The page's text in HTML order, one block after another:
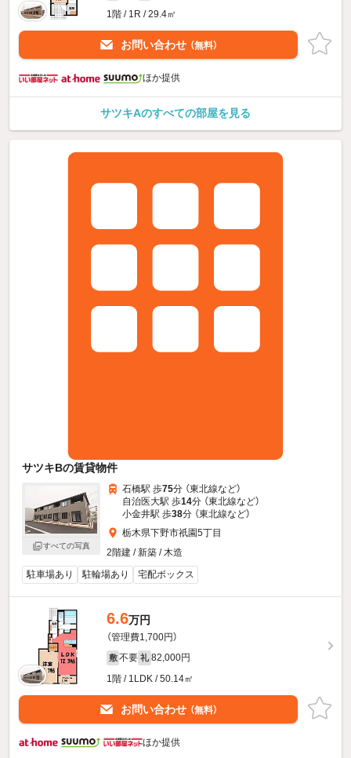
1階 / 1R / 29.4㎡
お問い合わせ （無料）
ほか提供
サツキAのすべての部屋を見る
サツキBの賃貸物件
すべての写真
石橋駅 歩75分 （東北線など）
自治医大駅 歩14分 （東北線など）
小金井駅 歩38分 （東北線など）
栃木県下野市祇園5丁目
2階建 / 新築 / 木造
駐車場あり
駐輪場あり 宅配ボックス
6.6万円
（管理費1,700円）
敷 不要 礼 82,000円
1階 / 1LDK / 50.14㎡
お問い合わせ （無料）
ほか提供